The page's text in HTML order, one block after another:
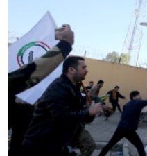
XALQARO HAYOT
VASHINGTON CHOYXONASI
MOBIL-SALOM!
VIDEO
XABARLAR SURATLARDA
FACEBOOK
YOUTUBE
INSTAGRAM
ODNOKLASSNIKI
TELEGRAM
INGLIZ TILI DARSLARI
EDITORIAL
Learning English